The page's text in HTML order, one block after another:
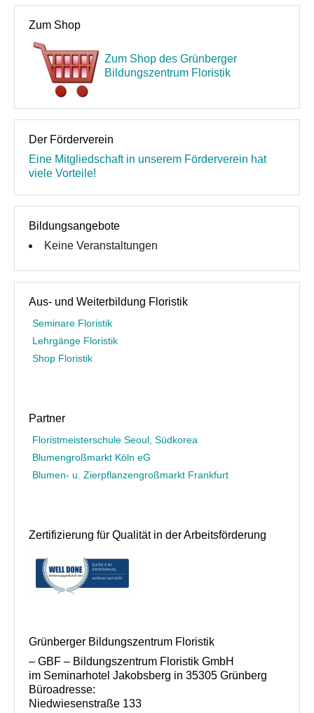
Zum Shop
Zum Shop des Grünberger
Bildungszentrum Floristik
Der Förderverein
Eine Mitgliedschaft in unserem Förderverein hat
viele Vorteile!
Bildungsangebote
Keine Veranstaltungen
Aus- und Weiterbildung Floristik
Seminare Floristik
Lehrgänge Floristik
Shop Floristik
Partner
Floristmeisterschule Seoul, Südkorea
Blumengroßmarkt Köln eG
Blumen- u. Zierpflanzengroßmarkt Frankfurt
Zertifizierung für Qualität in der Arbeitsförderung
Grünberger Bildungszentrum Floristik
– GBF – Bildungszentrum Floristik GmbH
im Seminarhotel Jakobsberg in 35305 Grünberg
Büroadresse:
Niedwiesenstraße 133